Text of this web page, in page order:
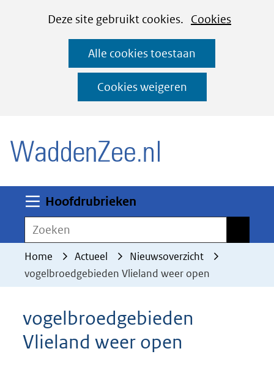
CookiesDeze site gebruikt cookies. Cookies
deze
worden
toegestaan
geweigerd.
Alle cookies toestaan
Cookies weigeren
Ga
naar
de
inhoud
Hoofdrubrieken
Zoeken
Home Actueel
Nieuwsoverzicht
vogelbroedgebieden Vlieland weer open
vogelbroedgebieden
Vlieland weer open